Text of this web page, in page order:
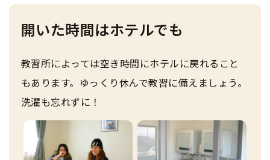
開いた時間はホテルでも
教習所によっては空き時間にホテルに戻れること
もあります。ゆっくり休んで教習に備えましょう。
洗濯も忘れずに！